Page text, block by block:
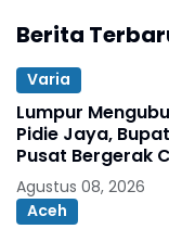
Berita
Varia
Lumpur
Pidie Jaya,
Pusat Bergerak
Agustus 08, 2026
Aceh